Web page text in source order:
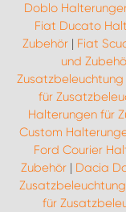
Doblo
Fiat Ducato
Zubehör | Fiat
und
für
Halterungen für
Custom
Ford Courier
Zubehör | Dacia
für